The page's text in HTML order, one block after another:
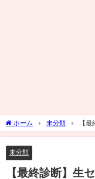
ホーム 未分類
【
でした...これで終わりにして
未分類
【最終診断】生